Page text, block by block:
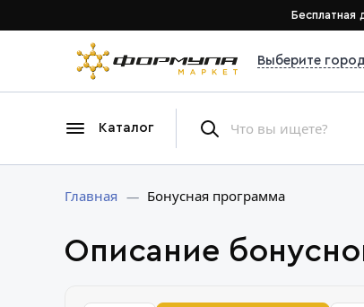
Бесплатная
Выберите
Каталог
Главная Бонусная программа
Описание